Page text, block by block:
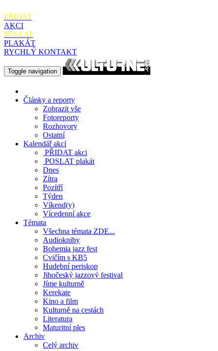
PŘIDAT
AKCI
POSLAT
PLAKÁT
RYCHLÝ KONTAKT
Toggle navigation
Články a reporty
Zobrazit vše
Fotoreporty
Rozhovory
Ostatní
Kalendář akcí
PŘIDAT akci
POSLAT plakát
Dnes
Zítra
Pozítří
Týden
Víkend(y)
Vícedenní akce
Témata
Všechna témata ZDE...
Audioknihy
Bohemia jazz fest
Cvičím s KB5
Hudební periskop
Jihočeský jazzový festival
Jíme kulturně
Kerekate
Kino a film
Kulturně na cestách
Literatura
Maturitní ples
Archiv
Celý archiv